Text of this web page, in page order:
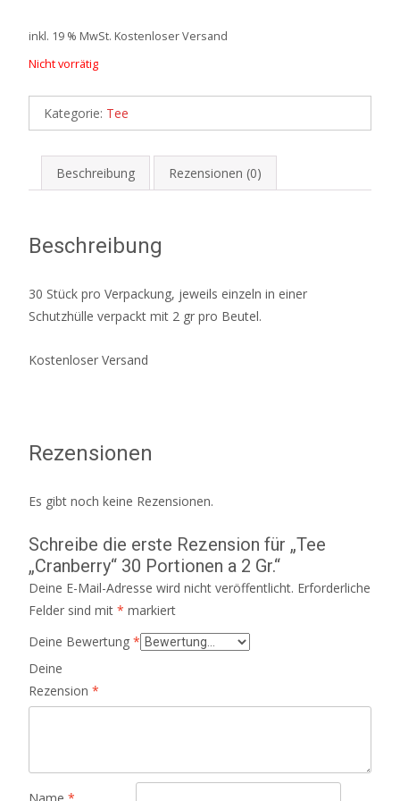
inkl. 19 % MwSt. Kostenloser Versand
Nicht vorrätig
Kategorie: Tee
Beschreibung Rezensionen (0)
Beschreibung
30 Stück pro Verpackung, jeweils einzeln in einer
Schutzhülle verpackt mit 2 gr pro Beutel.
Kostenloser Versand
Rezensionen
Es gibt noch keine Rezensionen.
Schreibe die erste Rezension für „Tee
„Cranberry“ 30 Portionen a 2 Gr.“
Deine E-Mail-Adresse wird nicht veröffentlicht. Erforderliche
Felder sind mit * markiert
Deine Bewertung *
Deine
Rezension *